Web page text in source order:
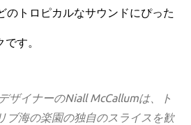
のトロピカルなサウンドにぴった
す。
ザイナーのNiall McCallumは、ト
ブ海の楽園の独自のスライスを歓